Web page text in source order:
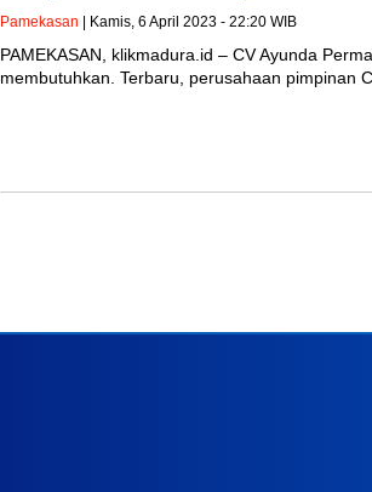
Pamekasan | Kamis, 6 April 2023 - 22:20 WIB
PAMEKASAN, klikmadura.id – CV Ayunda
membutuhkan. Terbaru, perusahaan pimpinan